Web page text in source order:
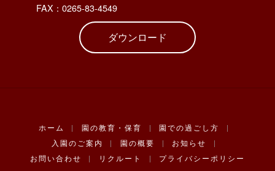
FAX：0265-83-4549
ダウンロード
ホーム | 園の教育・保育 | 園での過ごし方
|
入園のご案内
| 園の概要 | お知らせ
|
お問い合わせ
| リクルート | プライバシーポリシー